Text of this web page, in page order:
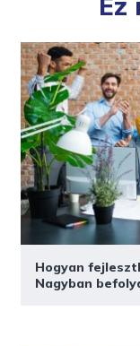
Hogyan
Nagyban